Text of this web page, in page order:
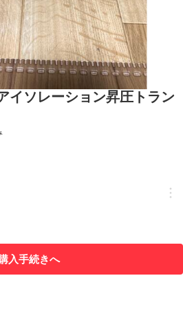
ソレーション昇圧トラン
入手続きへ